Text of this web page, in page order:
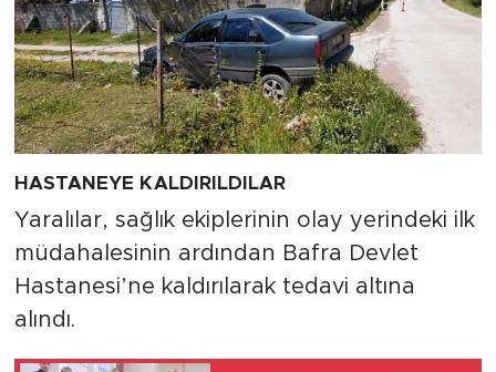
HASTANEYE KALDIRILDILAR
Yaralılar, sağlık ekiplerinin olay yerindeki ilk
müdahalesinin ardından Bafra Devlet
Hastanesi’ne kaldırılarak tedavi altına
alındı.